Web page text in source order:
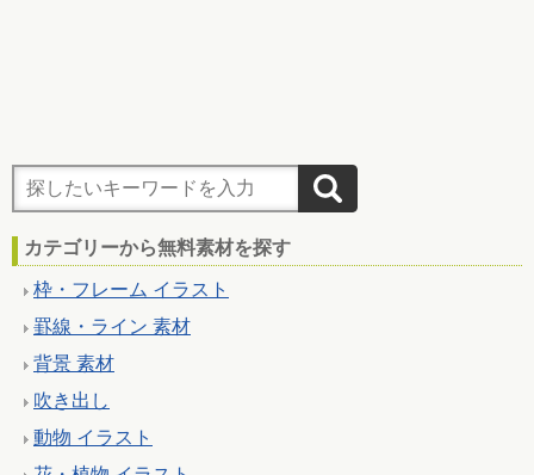
カテゴリーから無料素材を探す
枠・フレーム イラスト
罫線・ライン 素材
背景 素材
吹き出し
動物 イラスト